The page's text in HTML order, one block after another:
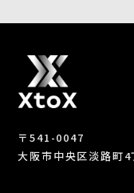
〒541-0047
大阪市中央区淡路町